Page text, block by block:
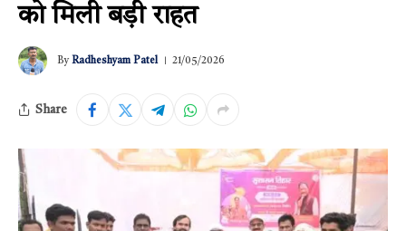
को मिली बड़ी राहत
By Radheshyam Patel 21/05/2026
Share